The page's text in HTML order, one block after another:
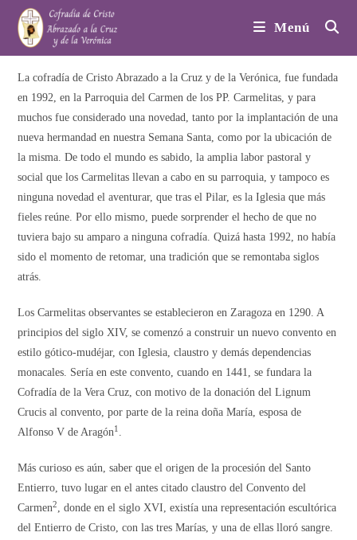
contenido
Menú
La cofradía de Cristo Abrazado a la Cruz y de la Verónica, fue fundada
en 1992, en la Parroquia del Carmen de los PP. Carmelitas, y para
muchos fue considerado una novedad, tanto por la implantación de una
nueva hermandad en nuestra Semana Santa, como por la ubicación de
la misma. De todo el mundo es sabido, la amplia labor pastoral y
social que los Carmelitas llevan a cabo en su parroquia, y tampoco es
ninguna novedad el aventurar, que tras el Pilar, es la Iglesia que más
fieles reúne. Por ello mismo, puede sorprender el hecho de que no
tuviera bajo su amparo a ninguna cofradía. Quizá hasta 1992, no había
sido el momento de retomar, una tradición que se remontaba siglos
atrás.
Los Carmelitas observantes se establecieron en Zaragoza en 1290. A
principios del siglo XIV, se comenzó a construir un nuevo convento en
estilo gótico-mudéjar, con Iglesia, claustro y demás dependencias
monacales. Sería en este convento, cuando en 1441, se fundara la
Cofradía de la Vera Cruz, con motivo de la donación del Lignum
Crucis al convento, por parte de la reina doña María, esposa de
Alfonso V de Aragón1 .
Más curioso es aún, saber que el origen de la procesión del Santo
Entierro, tuvo lugar en el antes citado claustro del Convento del
Carmen2, donde en el siglo XVI, existía una representación escultórica
del Entierro de Cristo, con las tres Marías, y una de ellas lloró sangre.